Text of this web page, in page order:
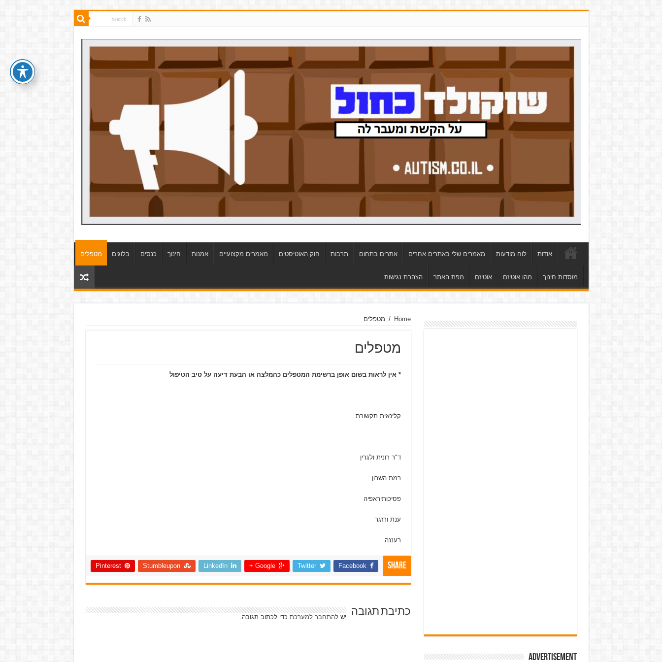
אודות לוח מודעות מאמרים שלי באתרים אחרים אתרים בתחום תרבות חוק האוטיסטים מאמרים מקצועיים אמנות חינוך כנסים בלוגים מטפלים
מוסדות חינוך מהו אוטיזם אוטיזם מפת האתר הצהרת נגישות
Home
/ מטפלים
מטפלים
* אין לראות בשום אופן ברשימת המטפלים כהמלצה או הבעת דיעה על טיב הטיפול
קלינאית תקשורת
ד"ר רונית ולגרין
רמת השרון
פסיכותיראפיה
ענת ורזגר
רעננה
Share
Facebook
Twitter
Google +
LinkedIn
Stumbleupon
Pinterest
כתיבת תגובה ישלהתחבר למערכת כדי לכתוב תגובה.
Advertisement